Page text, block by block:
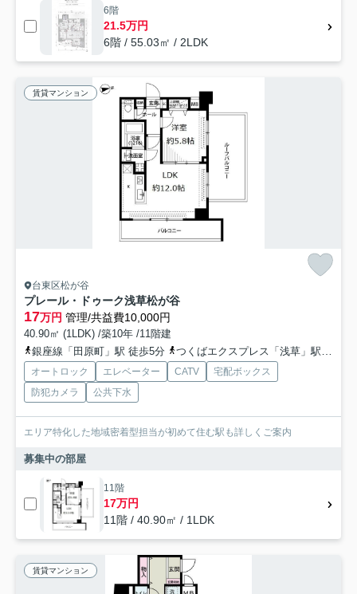
6階
21.5万円
6階 / 55.03㎡ / 2LDK
賃貸マンション
台東区松が谷
プレール・ドゥーク浅草松が谷
17万円 管理/共益費10,000円
40.90㎡ (1LDK) /築10年 /11階建
銀座線「田原町」駅 徒歩5分
つくばエクスプレス「浅草」駅 徒歩8分
オートロック エレベーター CATV
宅配ボックス
防犯カメラ
公共下水
エリア特化した地域密着型担当が初めて住む駅も詳しくご案内
募集中の部屋
11階
17万円
11階 / 40.90㎡ / 1LDK
賃貸マンション